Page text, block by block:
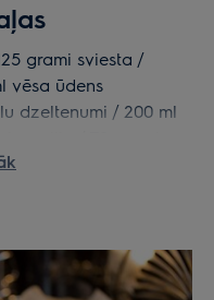
grami sviesta /
vēsa ūdens
dzeltenumi / 200 ml